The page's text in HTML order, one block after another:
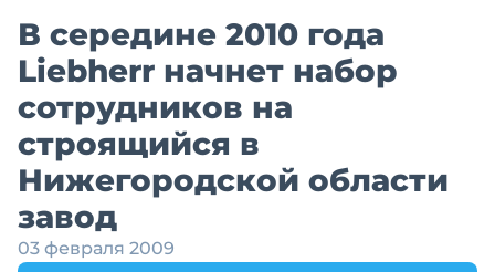
В середине 2010 года
Liebherr начнет набор
сотрудников на
строящийся в
Нижегородской области
завод
03 февраля 2009